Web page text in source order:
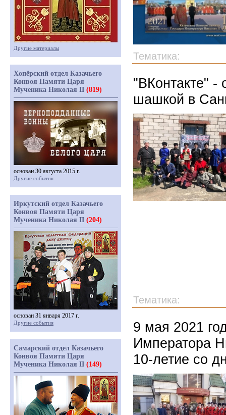
Тематика:
"ВКонтакте" -
шашкой в
Тематика:
9 мая 2021
Императора
10-летие со
Другие материалы
Хопёрский отдел Казачьего
Конвоя Памяти Царя
Мученика Николая II (819)
основан 30 августа 2015 г.
Другие события
Иркутский отдел Казачьего
Конвоя Памяти Царя
Мученика Николая II (204)
основан 31 января 2017 г.
Другие события
Самарский отдел Казачьего
Конвоя Памяти Царя
Мученика Николая II (149)